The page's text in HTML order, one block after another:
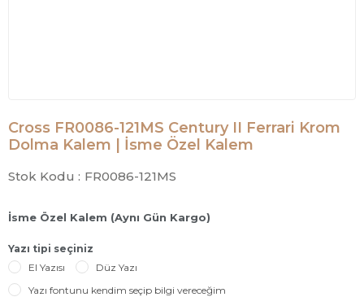
Cross FR0086-121MS Century II Ferrari Krom
Dolma Kalem | İsme Özel Kalem
Stok Kodu : FR0086-121MS
İsme Özel Kalem (Aynı Gün Kargo)
Yazı tipi seçiniz
El Yazısı
Düz Yazı
Yazı fontunu kendim seçip bilgi vereceğim